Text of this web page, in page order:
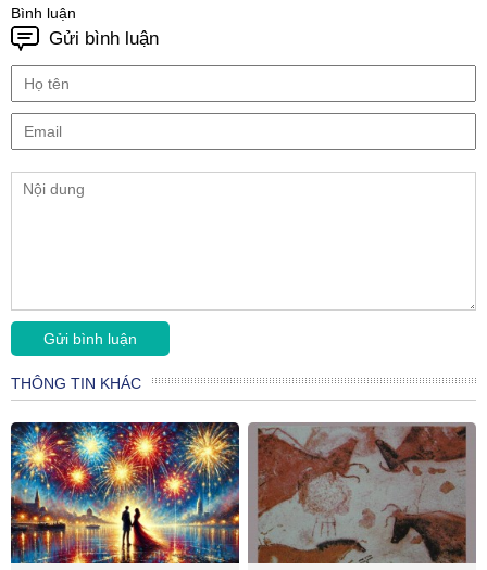
Bình luận
Gửi bình luận
THÔNG TIN KHÁC